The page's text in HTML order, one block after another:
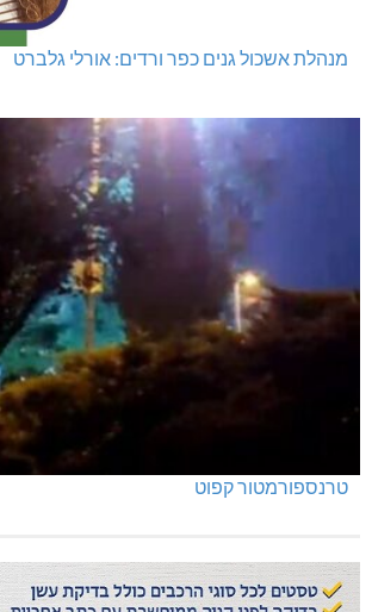
מנהלת אשכול גנים כפר ורדים: אורלי גלברט
טרנספורמטור קפוט